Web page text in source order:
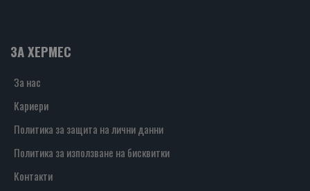
ЗА ХЕРМЕС
За нас
Кариери
Политика за защита на лични данни
Политика за използване на бисквитки
Контакти